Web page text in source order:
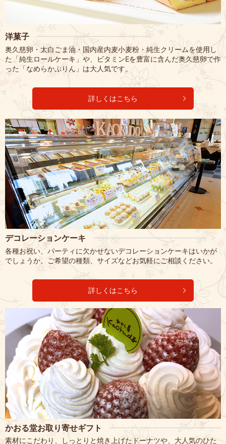
洋菓子
奥久慈卵・太白ごま油・国内産内麦小麦粉・純生クリームを使用し
た「純生ロールケーキ」や、ビタミンEを豊富に含んだ奥久慈卵で作
った「なめらかぷりん」は大人気です。
詳しくはこちら
デコレーションケーキ
各種お祝い、パーティに欠かせないデコレーションケーキはいかが
でしょうか。ご希望の種類、サイズなどお気軽にご相談ください。
詳しくはこちら
かおる堂お取り寄せギフト
素材にこだわり、しっとりと焼き上げたドーナツや、大人気のひた